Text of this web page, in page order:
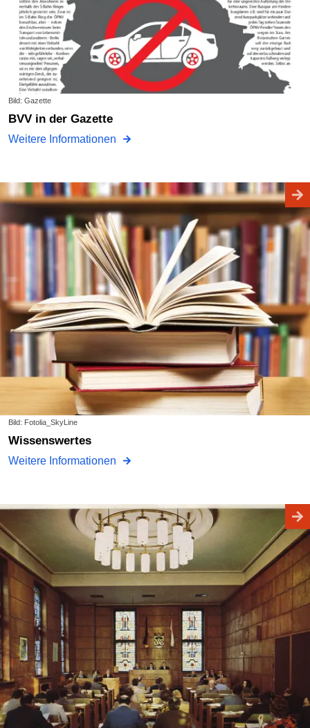
Bild: Gazette
BVV in der Gazette
Weitere Informationen
Bild: Fotolia_SkyLine
Wissenswertes
Weitere Informationen